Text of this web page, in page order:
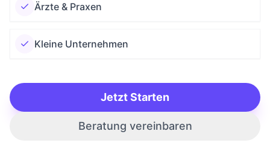
Ärzte & Praxen
Kleine Unternehmen
Jetzt Starten
Beratung vereinbaren